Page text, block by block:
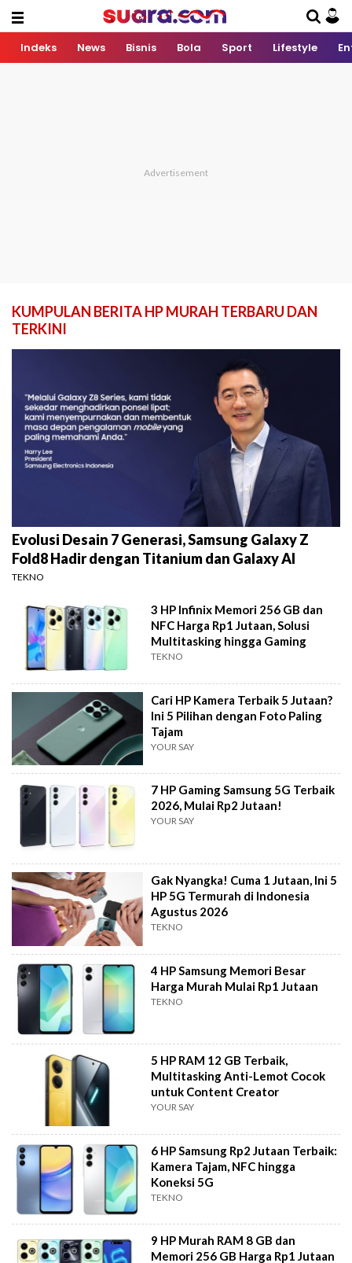
Indeks News Bisnis Bola Sport Lifestyle
KUMPULAN BERITA HP MURAH TERBARU DAN
TERKINI
Evolusi Desain 7 Generasi, Samsung Galaxy Z
Fold8 Hadir dengan Titanium dan Galaxy AI
TEKNO
3 HP Infinix Memori 256 GB dan
NFC Harga Rp1 Jutaan, Solusi
Multitasking hingga Gaming
TEKNO
Cari HP Kamera Terbaik 5 Jutaan?
Ini 5 Pilihan dengan Foto Paling
Tajam
YOUR SAY
7 HP Gaming Samsung 5G Terbaik
2026, Mulai Rp2 Jutaan!
YOUR SAY
Gak Nyangka! Cuma 1 Jutaan, Ini 5
HP 5G Termurah di Indonesia
Agustus 2026
TEKNO
4 HP Samsung Memori Besar
Harga Murah Mulai Rp1 Jutaan
TEKNO
5 HP RAM 12 GB Terbaik,
Multitasking Anti-Lemot Cocok
untuk Content Creator
YOUR SAY
6 HP Samsung Rp2 Jutaan Terbaik:
Kamera Tajam, NFC hingga
Koneksi 5G
TEKNO
9 HP Murah RAM 8 GB dan
Memori 256 GB Harga Rp1 Jutaan